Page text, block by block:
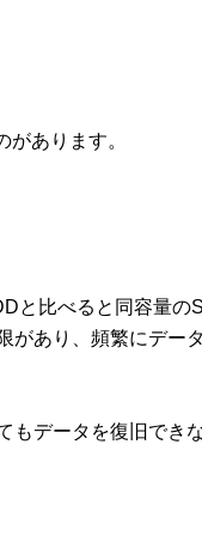
あります。
と比べると同容量
があり、頻繁にデ
もデータを復旧で